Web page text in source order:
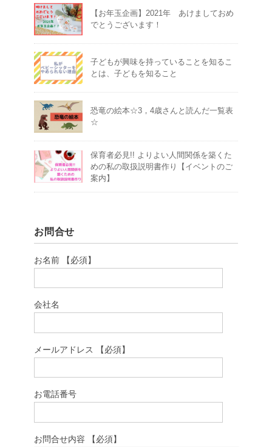
【お年玉企画】2021年 あけましておめ
でとうございます！
子どもが興味を持っていることを知るこ
とは、子どもを知ること
恐竜の絵本☆3，4歳さんと読んだ一覧表
☆
保育者必見!! よりよい人間関係を築くた
めの私の取扱説明書作り【イベントのご
案内】
お問合せ
お名前 【必須】
会社名
メールアドレス 【必須】
お電話番号
お問合せ内容 【必須】